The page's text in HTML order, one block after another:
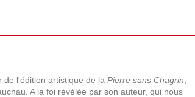
l'édition artistique de la Pierre sans Chagrin
A la foi révélée par son auteur, qui nous